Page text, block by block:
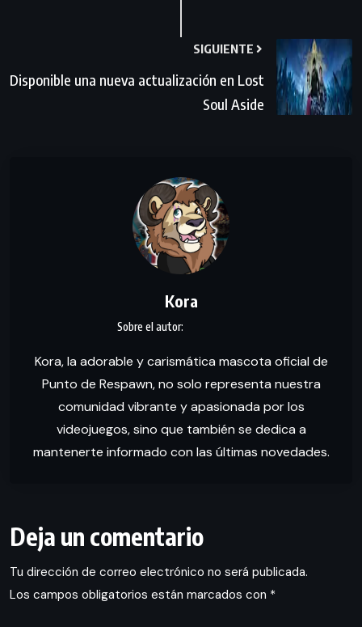
SIGUIENTE
Disponible una nueva actualización en Lost
Soul Aside
Kora
Kora, la adorable y carismática mascota oficial de
Punto de Respawn, no solo representa nuestra
comunidad vibrante y apasionada por los
videojuegos, sino que también se dedica a
mantenerte informado con las últimas novedades.
Deja un comentario
Tu dirección de correo electrónico no será publicada.
Los campos obligatorios están marcados con *